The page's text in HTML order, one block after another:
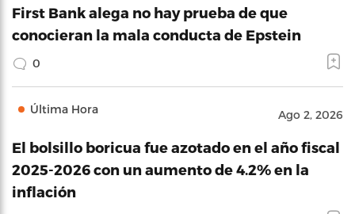
First Bank alega no hay prueba de que
conocieran la mala conducta de Epstein
0
Última Hora Ago 2, 2026
El bolsillo boricua fue azotado en el año fiscal
2025-2026 con un aumento de 4.2% en la
inflación